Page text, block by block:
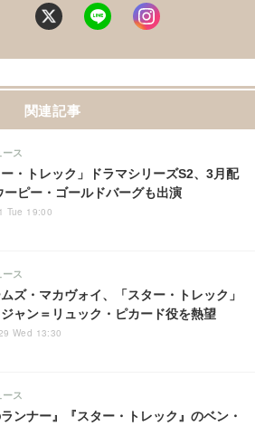
関連記事
ー・トレック」ドラマシリーズS2、3月配
ーピー・ゴールドバーグも出演
ス
Tue 19:00
ズ・マカヴォイ、「スター・トレック」
ャン＝リュック・ピカード役を熱望
ス
Wed 13:30
ランナー』『スター・トレック』のベン・
ス